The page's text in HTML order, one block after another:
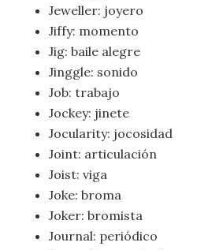
Jeweller: joyero
Jiffy: momento
Jig: baile alegre
Jinggle: sonido
Job: trabajo
Jockey: jinete
Jocularity: jocosidad
Joint: articulación
Joist: viga
Joke: broma
Joker: bromista
Journal: periódico